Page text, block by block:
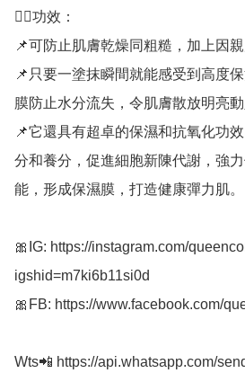
👉🏻功效：
📌可防止肌膚乾燥同粗糙，加上因親
📌只要一塗抹瞬間就能感受到高度
膜防止水分流失，令肌膚散放明亮動
📌它還具有超卓的保濕和抗氧化功
分和養分，促進細胞新陳代謝，強
能，形成保濕膜，打造健康彈力肌。
🎀IG: https://instagram.com/
igshid=m7ki6b11si0d
🎀FB: https://www.facebook.com/
Wts📲 https://api.whatsapp.com/